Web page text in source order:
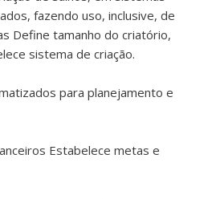
fazendo uso, inclusive, de
Define tamanho do criatório,
sistema de criação.
para planejamento e
Estabelece metas e